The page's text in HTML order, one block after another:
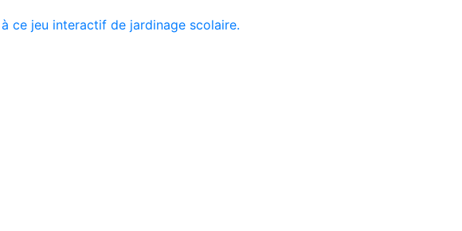
ce jeu interactif de jardinage scolaire.